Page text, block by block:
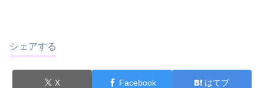
シェアする
X Facebook はてブ